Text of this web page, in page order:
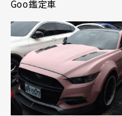
Goo鑑定車